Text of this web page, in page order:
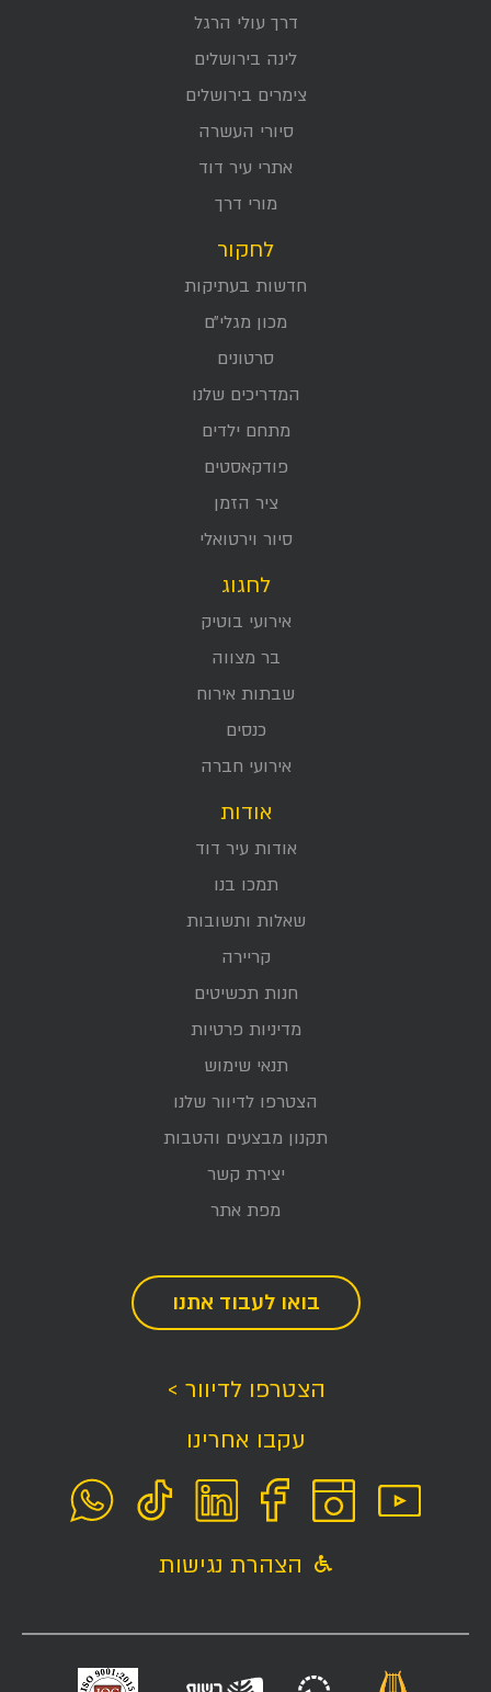
דרך עולי הרגל
לינה בירושלים
צימרים בירושלים
סיורי העשרה
אתרי עיר דוד
מורי דרך
לחקור
חדשות בעתיקות
מכון מגלי״ם
סרטונים
המדריכים שלנו
מתחם ילדים
פודקאסטים
ציר הזמן
סיור וירטואלי
לחגוג
אירועי בוטיק
בר מצווה
שבתות אירוח
כנסים
אירועי חברה
אודות
אודות עיר דוד
תמכו בנו
שאלות ותשובות
קריירה
חנות תכשיטים
מדיניות פרטיות
תנאי שימוש
הצטרפו לדיוור שלנו
תקנון מבצעים והטבות
יצירת קשר
מפת אתר
בואו לעבוד אתנו
הצטרפו לדיוור >
עקבו אחרינו
הצהרת נגישות